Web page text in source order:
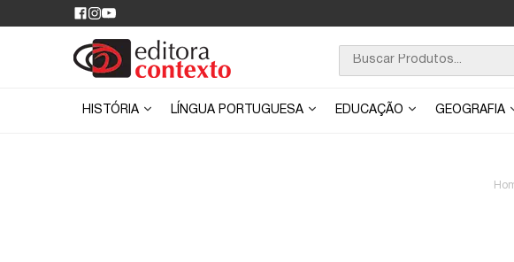
HISTÓRIA LÍNGUA PORTUGUESA EDUCAÇÃO GEOGRAFIA